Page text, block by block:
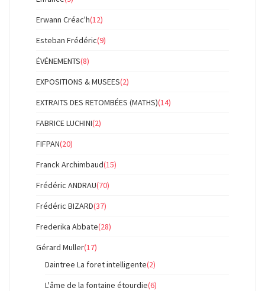
Erwann Créac'h(12)
Esteban Frédéric(9)
ÉVÉNEMENTS(8)
EXPOSITIONS & MUSEES(2)
EXTRAITS DES RETOMBÉES (MATHS)(14)
FABRICE LUCHINI(2)
FIFPAN(20)
Franck Archimbaud(15)
Frédéric ANDRAU(70)
Frédéric BIZARD(37)
Frederika Abbate(28)
Gérard Muller(17)
Daintree La foret intelligente(2)
L'âme de la fontaine étourdie(6)